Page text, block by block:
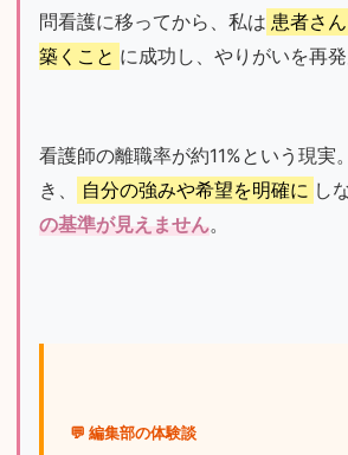
問看護に移ってから、私は 患者さ
築くこと に成功し、やりがいを再発
看護師の離職率が約11%という現実
き、
自分の強みや希望を明確に し
の基準が見えません。
💬 編集部の体験談